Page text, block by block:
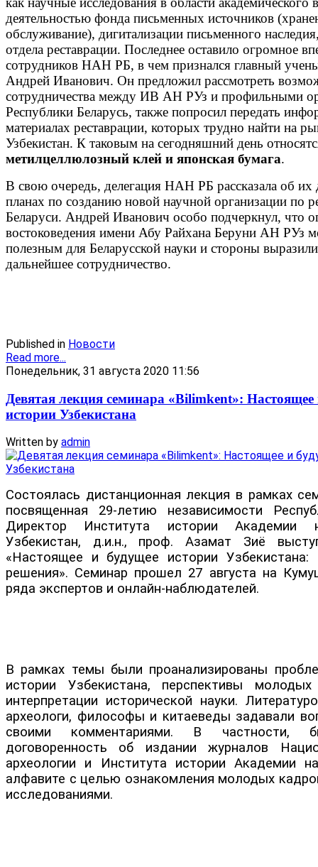
деятельностью фонда письменных источников
обслуживание), дигитализации письменного
отдела реставрации. Последнее оставило огромное
сотрудников НАН РБ, в чем признался главный
Андрей Иванович. Он предложил рассмотреть
сотрудничества между ИВ АН РУз и профильными
Республики Беларусь, также попросил передать
материалах реставрации, которых трудно найти на
Узбекистан. К таковым на сегодняшний день
метилцеллюлозный клей и японская бумага.
В свою очередь, делегация НАН РБ рассказала об их
планах по созданию новой научной организации по
Беларуси. Андрей Иванович особо подчеркнул, что
востоковедения имени Абу Райхана Беруни АН РУз
полезным для Беларусской науки и стороны
дальнейшее сотрудничество.
Published in Новости
Read more...
Понедельник, 31 августа 2020 11:56
Девятая лекция семинара «Bilimkent»: Настоящее
истории Узбекистана
Written by admin
Состоялась дистанционная лекция в рамках
посвященная 29-летию независимости
Директор Института истории Академии
Узбекистан, д.и.н., проф. Азамат Зиё
«Настоящее и будущее истории
решения». Семинар прошел 27 августа на
ряда экспертов и онлайн-наблюдателей.
В рамках темы были проанализированы
истории Узбекистана, перспективы
интерпретации исторической науки.
археологи, философы и китаеведы задавали
своими комментариями. В частности,
договоренность об издании журналов
археологии и Института истории Академии
алфавите с целью ознакомления молодых
исследованиями.